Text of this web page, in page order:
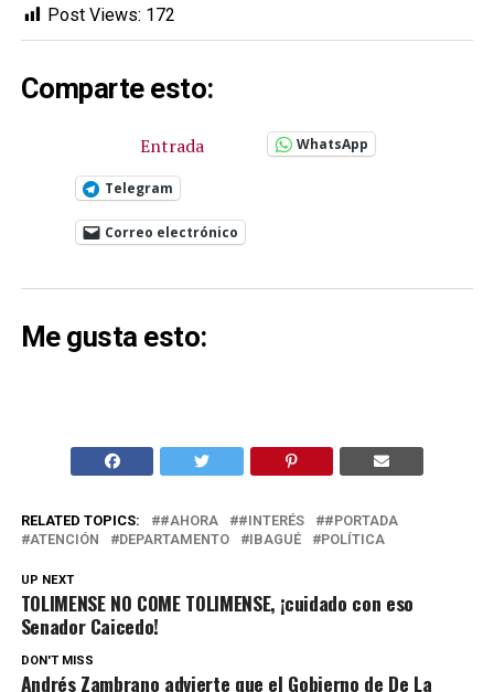
Post Views: 172
Comparte esto:
Entrada WhatsApp
Telegram
Correo electrónico
Me gusta esto:
RELATED TOPICS: #AHORA #INTERÉS
#PORTADA
ATENCIÓN
DEPARTAMENTO IBAGUÉ POLÍTICA
UP NEXT
TOLIMENSE NO COME TOLIMENSE, ¡cuidado con eso
Senador Caicedo!
DON'T MISS
Andrés Zambrano advierte que el Gobierno de De La